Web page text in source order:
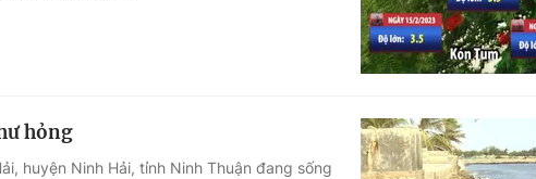
hỏng
huyện Ninh Hải, tỉnh Ninh Thuận đang sống